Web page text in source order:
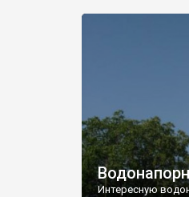
Интересную